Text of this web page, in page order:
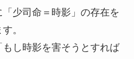
少司命＝時影」の存在を
。
もし時影を害そうとすれば